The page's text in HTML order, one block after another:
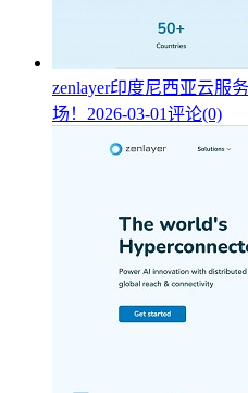
zenlayer印度尼西亚云服
场！ 2026-03-01评论(0)